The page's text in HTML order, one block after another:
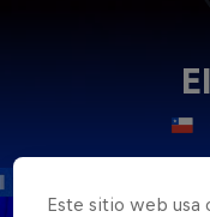
Este sitio web usa